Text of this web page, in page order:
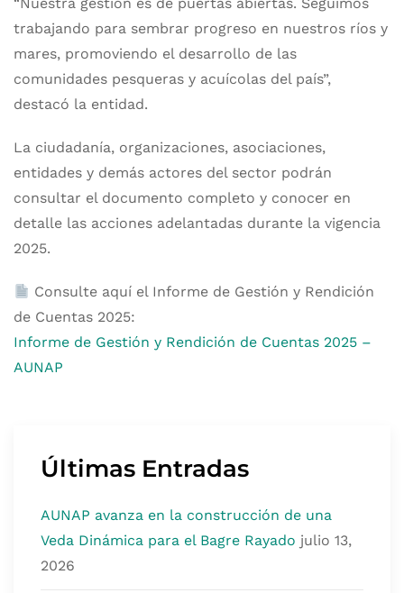
trabajando para sembrar progreso en nuestros ríos y
mares, promoviendo el desarrollo de las
comunidades pesqueras y acuícolas del país”,
destacó la entidad.
La ciudadanía, organizaciones, asociaciones,
entidades y demás actores del sector podrán
consultar el documento completo y conocer en
detalle las acciones adelantadas durante la vigencia
2025.
Consulte aquí el Informe de Gestión y Rendición
de Cuentas 2025:
Informe de Gestión y Rendición de Cuentas 2025 –
AUNAP
Últimas Entradas
AUNAP avanza en la construcción de una
Veda Dinámica para el Bagre Rayado julio 13,
2026